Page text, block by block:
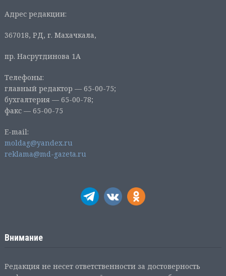
Адрес редакции:
367018, РД, г. Махачкала,
пр. Насрутдинова 1А
Телефоны:
главный редактор — 65-00-75;
бухгалтерия — 65-00-78;
факс — 65-00-75
E-mail:
moldag@yandex.ru
reklama@md-gazeta.ru
Внимание
Редакция не несет ответственности за достоверность